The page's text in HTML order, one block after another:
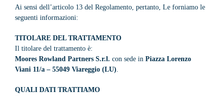
Ai sensi dell’articolo 13 del Regolamento, pertanto, Le forniamo le
seguenti informazioni:
TITOLARE DEL TRATTAMENTO
Il titolare del trattamento è:
Moores Rowland Partners S.r.l. con sede in Piazza Lorenzo
Viani 11/a – 55049 Viareggio (LU).
QUALI DATI TRATTIAMO